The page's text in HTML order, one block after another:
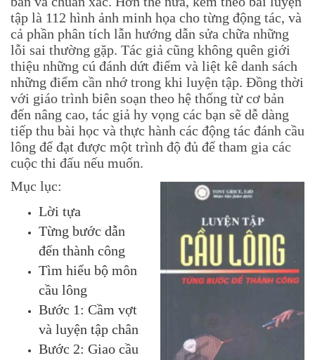
tập là 112 hình ảnh minh họa cho từng động tác, và
cả phần phân tích lẫn hướng dẫn sửa chữa những
lỗi sai thường gặp. Tác giả cũng không quên giới
thiệu những cú đánh dứt điểm và liệt kê danh sách
những điểm cần nhớ trong khi luyện tập. Đồng thời
với giáo trình biên soạn theo hệ thống từ cơ bản
đến nâng cao, tác giả hy vọng các bạn sẽ dễ dàng
tiếp thu bài học và thực hành các động tác đánh cầu
lông để đạt được một trình độ đủ để tham gia các
cuộc thi đấu nếu muốn.
Mục lục:
Lời tựa
Từng bước dẫn
đến thành công
Tìm hiểu bộ môn
cầu lông
Bước 1: Cầm vợt
và luyện tập chân
Bước 2: Giao cầu